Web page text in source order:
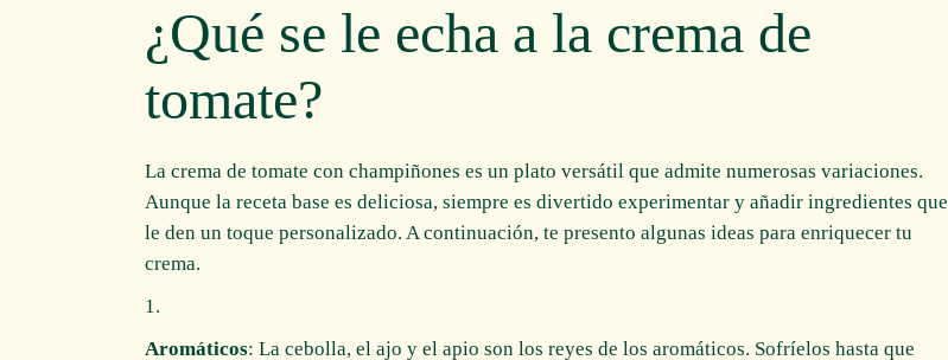
¿Qué se le echa a la crema de
tomate?
La crema de tomate con champiñones es un plato versátil que admite numerosas variaciones.
Aunque la receta base es deliciosa, siempre es divertido experimentar y añadir ingredientes que
le den un toque personalizado. A continuación, te presento algunas ideas para enriquecer tu
crema.
Aromáticos: La cebolla, el ajo y el apio son los reyes de los aromáticos. Sofríelos hasta que